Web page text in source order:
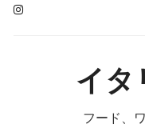
Skip
イ
フード、